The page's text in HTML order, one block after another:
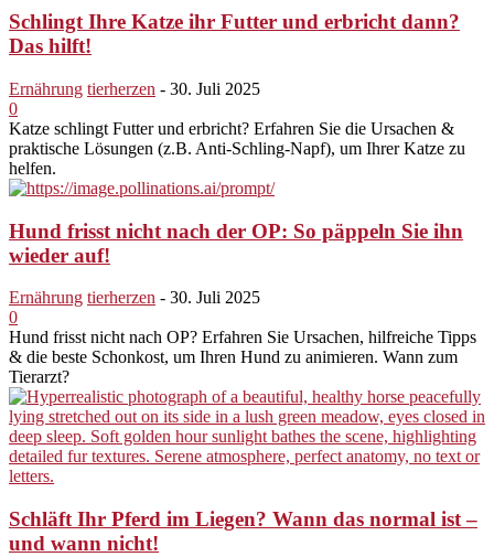
Schlingt Ihre Katze ihr Futter und erbricht dann?
Das hilft!
Ernährung tierherzen - 30. Juli 2025
0
Katze schlingt Futter und erbricht? Erfahren Sie die Ursachen &
praktische Lösungen (z.B. Anti-Schling-Napf), um Ihrer Katze zu
helfen.
Hund frisst nicht nach der OP: So päppeln Sie ihn
wieder auf!
Ernährung tierherzen - 30. Juli 2025
0
Hund frisst nicht nach OP? Erfahren Sie Ursachen, hilfreiche Tipps
& die beste Schonkost, um Ihren Hund zu animieren. Wann zum
Tierarzt?
Schläft Ihr Pferd im Liegen? Wann das normal ist –
und wann nicht!